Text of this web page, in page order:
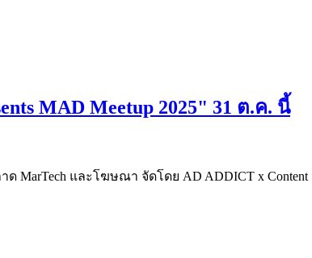
MAD Meetup 2025" 31 ต.ค. นี้
ด MarTech และโฆษณา จัดโดย AD ADDICT x Content